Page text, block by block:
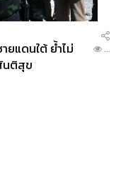
ยแดนใต้ ย้ำไม่
นติสุข
...